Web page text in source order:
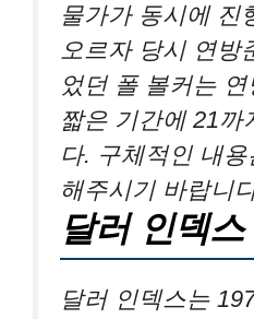
물가가 동시에 진
오르자 당시 연방
었던 폴 볼커는
짧은 기간에 21까
다. 구체적인 내
해주시기 바랍니
달러 인덱
달러 인덱스는